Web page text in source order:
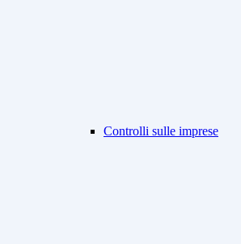
Controlli sulle imprese